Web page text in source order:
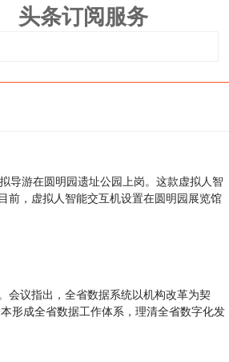
头条订阅服务
导游在圆明园遗址公园上岗。这款虚拟人智
前，虚拟人智能交互机设置在圆明园展览馆
会议指出，全省数据系统以机构改革为契
形成全省数据工作体系，理清全省数字化发